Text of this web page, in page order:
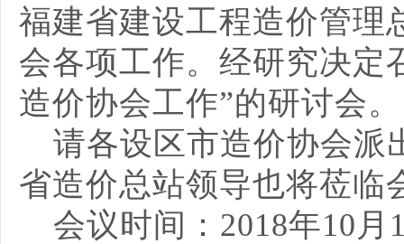
福建省建设工程造价管理
会各项工作。经研究决定
造价协会工作”的研讨会。
请各设区市造价协会派
省造价总站领导也将莅临
会议时间： 2018年10